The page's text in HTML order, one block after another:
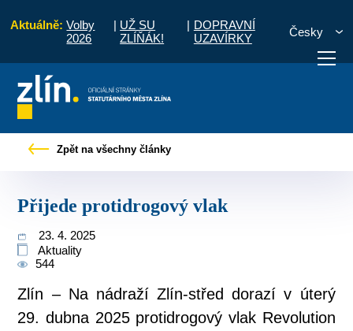
Aktuálně: Volby
2026
| UŽ SU
ZLÍŇÁK!
| DOPRAVNÍ
UZAVÍRKY
Česky
vyřídit Potřebuji zaplatit
Zpět na všechny články
Přijede protidrogový vlak
23. 4. 2025
Aktuality
544
Zlín – Na nádraží Zlín-střed dorazí v úterý
29. dubna 2025 protidrogový vlak Revolution